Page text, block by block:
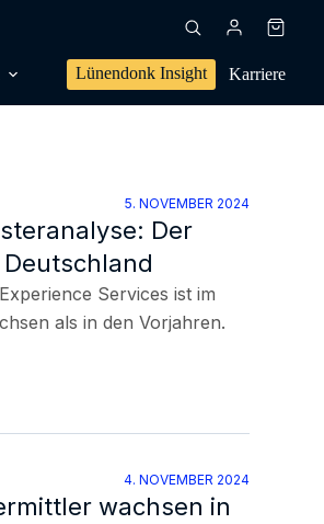
Lünendonk Insight Karriere
5. NOVEMBER 2024
Der
Services ist im
als in den Vorjahren.
4. NOVEMBER 2024
wachsen in